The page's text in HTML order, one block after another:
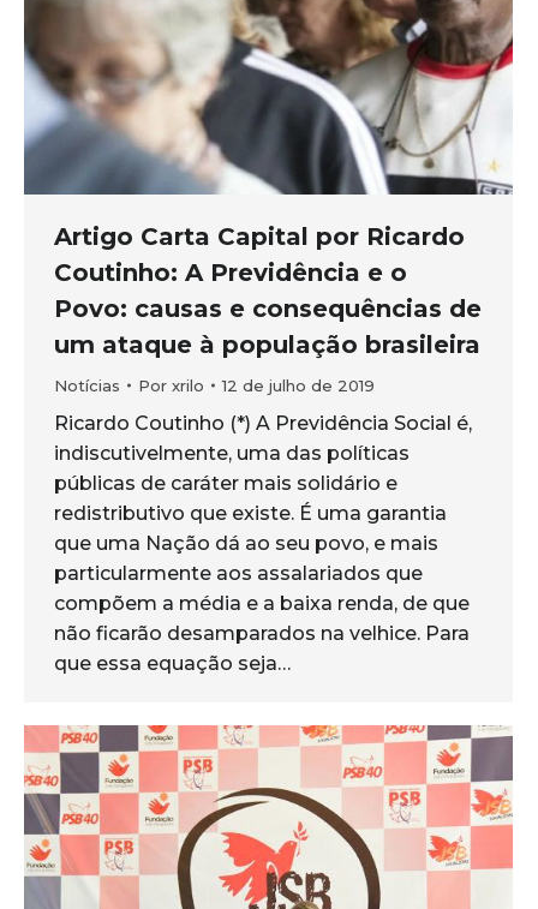
Artigo Carta Capital por Ricardo
Coutinho: A Previdência e o
Povo: causas e consequências de
um ataque à população brasileira
Notícias Por xrilo 12 de julho de 2019
Ricardo Coutinho (*) A Previdência Social é,
indiscutivelmente, uma das políticas
públicas de caráter mais solidário e
redistributivo que existe. É uma garantia
que uma Nação dá ao seu povo, e mais
particularmente aos assalariados que
compõem a média e a baixa renda, de que
não ficarão desamparados na velhice. Para
que essa equação seja…